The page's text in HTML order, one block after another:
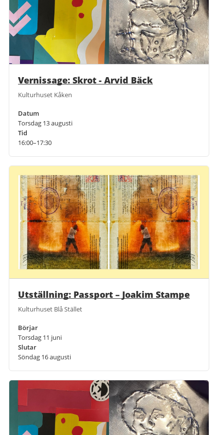
Vernissage: Skrot - Arvid Bäck
Kulturhuset Kåken
Datum
Torsdag 13 augusti
Tid
16:00–17:30
Utställning: Passport – Joakim Stampe
Kulturhuset Blå Stället
Börjar
Torsdag 11 juni
Slutar
Söndag 16 augusti